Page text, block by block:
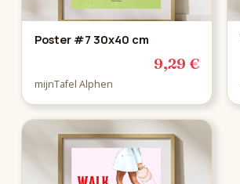
Poster #7 30x40 cm
9,29 €
mijnTafel Alphen